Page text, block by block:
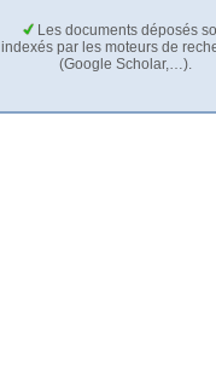
Les documents déposés
indexés par les moteurs de
(Google Scholar,…).